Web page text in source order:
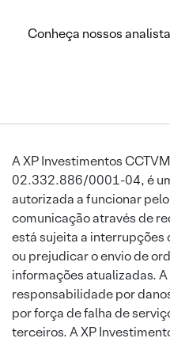
Conheça nossos
A XP Investimentos
02.332.886/0001-04, é
autorizada a funcionar
comunicação através de
está sujeita a interrupções
ou prejudicar o envio de
informações atualizadas.
responsabilidade por
por força de falha de
terceiros. A XP